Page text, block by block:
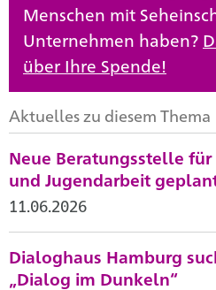
Menschen mit
Unternehmen haben?
über Ihre Spende!
Aktuelles zu diesem Thema
Neue Beratungsstelle
und Jugendarbeit
11.06.2026
Dialoghaus Hamburg
„Dialog im Dunkeln“